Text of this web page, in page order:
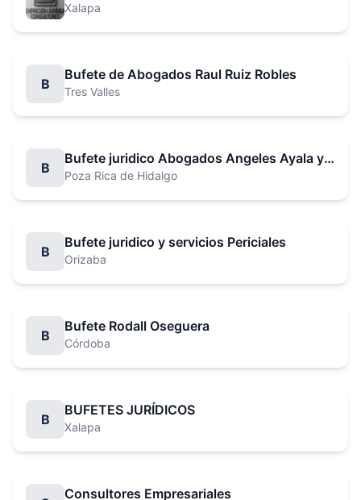
Xalapa
B
Bufete de Abogados Raul Ruiz Robles
Tres Valles
B
Bufete juridico Abogados Angeles Ayala y Asociados
Poza Rica de Hidalgo
B
Bufete juridico y servicios Periciales
Orizaba
B
Bufete Rodall Oseguera
Córdoba
B
BUFETES JURÍDICOS
Xalapa
Consultores Empresariales